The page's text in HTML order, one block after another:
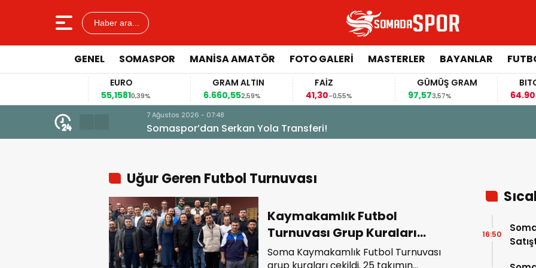
Haber ara...
GENEL SOMASPOR MANISA AMATÖR FOTO GALERI MASTERLER BAYANLAR
EURO
55,15810,39%
GRAM ALTIN
6.660,552,59%
FAİZ
41,30-0,55%
GÜMÜŞ GRAM
97,573,57%
BITCOIN
7 Ağustos 2026 - 07:48
Somaspor’dan Serkan Yola Transferi!
Uğur Geren Futbol Turnuvası
Kaymakamlık Futbol
Turnuvası Grup Kuraları
Çekildi
Soma Kaymakamlık Futbol Turnuvası
16:50